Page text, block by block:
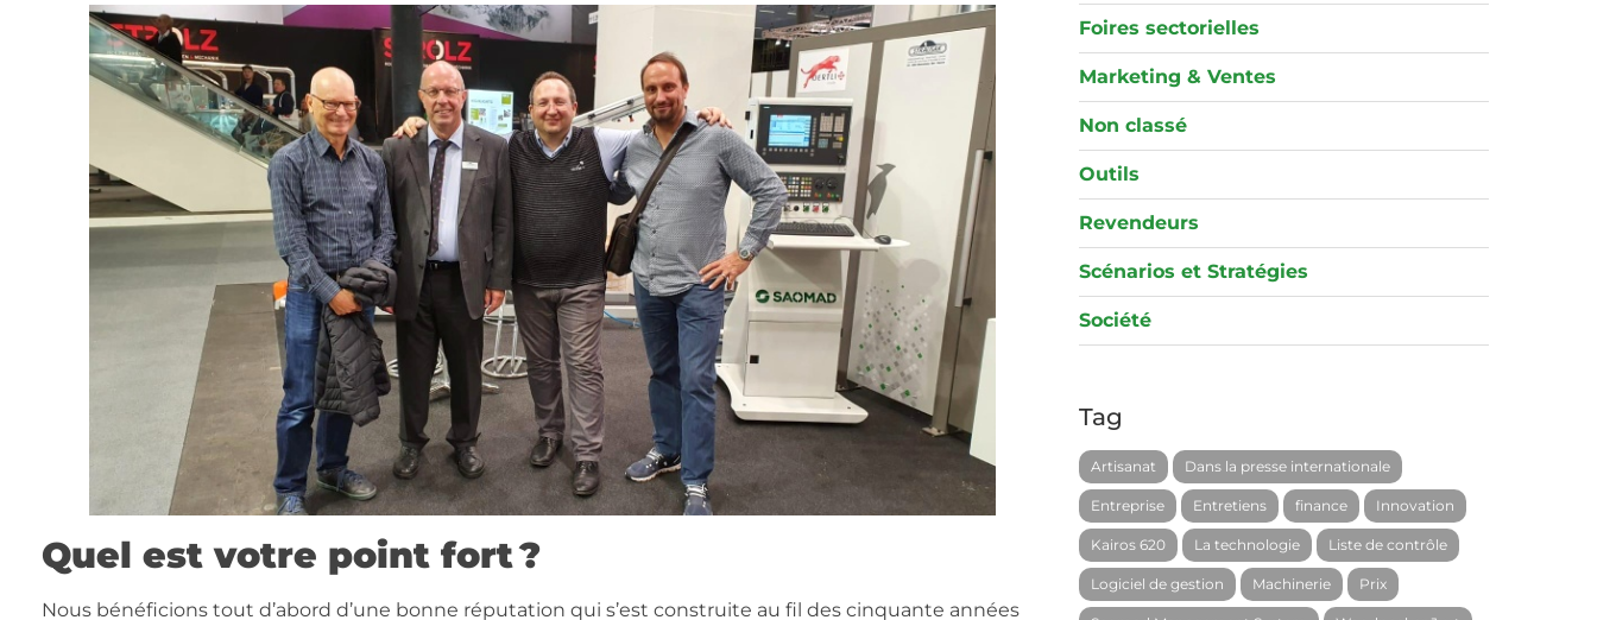
Quel est votre point fort ?
Nous bénéficions tout d’abord d’une bonne réputation qui s’est construite au fil des cinquante années
Foires sectorielles
Marketing & Ventes
Non classé
Outils
Revendeurs
Scénarios et Stratégies
Société
Tag
Artisanat Dans la presse internationale
Entreprise Entretiens finance Innovation
Kairos 620 La technologie Liste de contrôle
Logiciel de gestion Machinerie Prix